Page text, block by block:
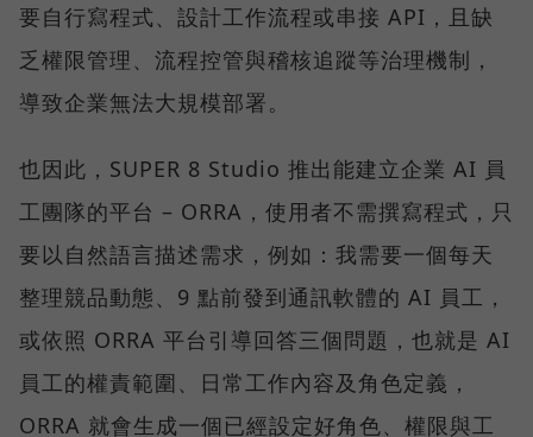
要自行寫程式、設計工作流程或串接 API，且缺
乏權限管理、流程控管與稽核追蹤等治理機制，
導致企業無法大規模部署。
也因此，SUPER 8 Studio 推出能建立企業 AI 員
工團隊的平台 – ORRA，使用者不需撰寫程式，只
要以自然語言描述需求，例如：我需要一個每天
整理競品動態、9 點前發到通訊軟體的 AI 員工，
或依照 ORRA 平台引導回答三個問題，也就是 AI
員工的權責範圍、日常工作內容及角色定義，
ORRA 就會生成一個已經設定好角色、權限與工